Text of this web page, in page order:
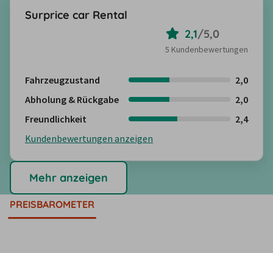
Surprice car Rental
2,1/5,0
5 Kundenbewertungen
Fahrzeugzustand
2,0
Abholung & Rückgabe
2,0
Freundlichkeit
2,4
Kundenbewertungen anzeigen
Mehr anzeigen
PREISBAROMETER